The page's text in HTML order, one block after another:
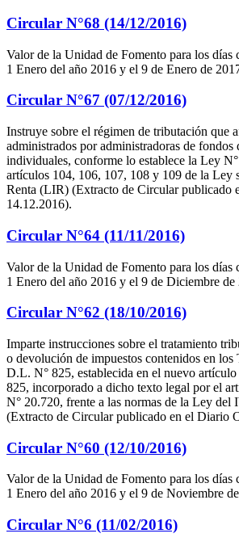
Circular N°68 (14/12/2016)
Valor de la Unidad de Fomento para los días
1 Enero del año 2016 y el 9 de Enero de
Circular N°67 (07/12/2016)
Instruye sobre el régimen de tributación que
administrados por administradoras de fondos
individuales, conforme lo establece la Ley
artículos 104, 106, 107, 108 y 109 de la Ley
Renta (LIR) (Extracto de Circular publicado
14.12.2016).
Circular N°64 (11/11/2016)
Valor de la Unidad de Fomento para los días
1 Enero del año 2016 y el 9 de Diciembre de
Circular N°62 (18/10/2016)
Imparte instrucciones sobre el tratamiento
o devolución de impuestos contenidos en
D.L. N° 825, establecida en el nuevo
825, incorporado a dicho texto legal por el
N° 20.720, frente a las normas de la Ley del
(Extracto de Circular publicado en el Diario
Circular N°60 (12/10/2016)
Valor de la Unidad de Fomento para los días
1 Enero del año 2016 y el 9 de Noviembre
Circular N°6 (11/02/2016)